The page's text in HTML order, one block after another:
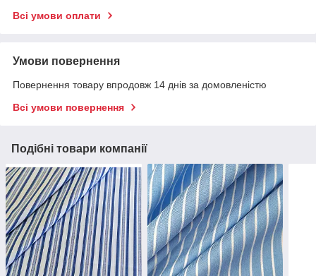
Всі умови оплати
Умови повернення
Повернення товару впродовж 14 днів за домовленістю
Всі умови повернення
Подібні товари компанії